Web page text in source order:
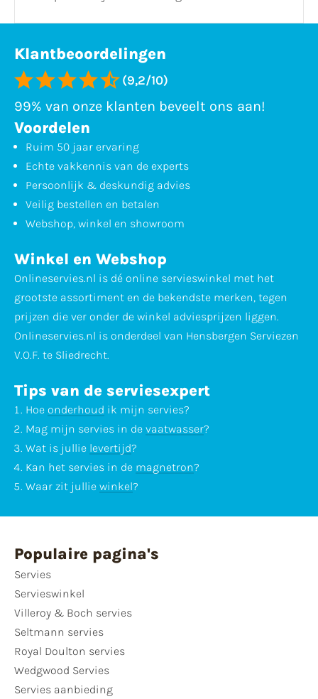
Klantbeoordelingen
(9,2/10)
99% van onze klanten beveelt ons aan!
Voordelen
Ruim 50 jaar ervaring
Echte vakkennis van de experts
Persoonlijk & deskundig advies
Veilig bestellen en betalen
Webshop, winkel en showroom
Winkel en Webshop
Onlineservies.nl is dé online servieswinkel met het
grootste assortiment en de bekendste merken, tegen
prijzen die ver onder de winkel adviesprijzen liggen.
Onlineservies.nl is onderdeel van Hensbergen Serviezen
V.O.F. te Sliedrecht.
Tips van de serviesexpert
Hoe onderhoud ik mijn servies?
Mag mijn servies in de vaatwasser?
Wat is jullie levertijd?
Kan het servies in de magnetron?
Waar zit jullie winkel?
Populaire pagina's
Servies
Servieswinkel
Villeroy & Boch servies
Seltmann servies
Royal Doulton servies
Wedgwood Servies
Servies aanbieding